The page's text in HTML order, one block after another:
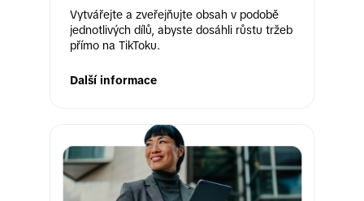
Vytvářejte a zveřejňujte obsah v podobě
jednotlivých dílů, abyste dosáhli růstu tržeb
přímo na TikToku.
Další informace